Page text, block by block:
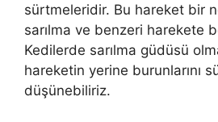
sürtmeleridir. Bu hareket bir
sarılma ve benzeri harekete
Kedilerde sarılma güdüsü
hareketin yerine burunlarını
düşünebiliriz.